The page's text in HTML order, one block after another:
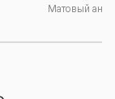
Матовый